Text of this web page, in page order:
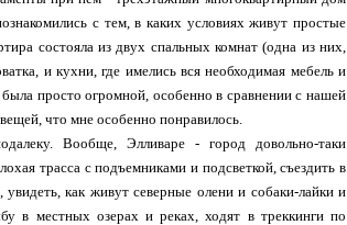
с тем, в каких условиях живут простые
состояла из двух спальных комнат (одна из них,
и кухни, где имелись вся необходимая мебель и
просто огромной, особенно в сравнении с нашей
что мне особенно понравилось.
Вообще, Элливаре - город довольно-таки
трасса с подъемниками и подсветкой, съездить в
увидеть, как живут северные олени и собаки-лайки и
в местных озерах и реках, ходят в треккинги по